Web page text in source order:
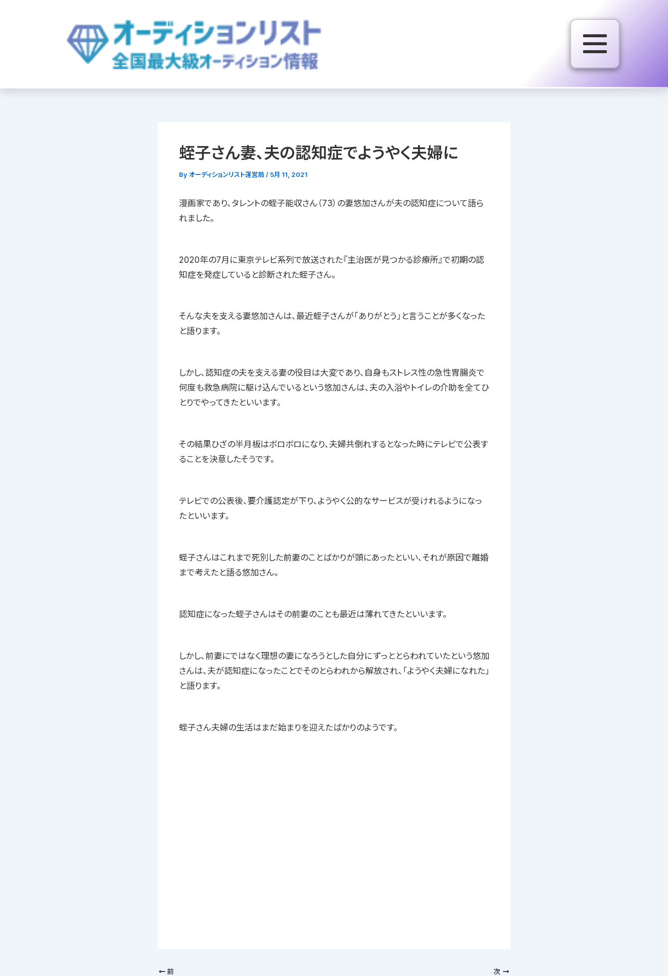
蛭子さん妻、夫の認知症でようやく夫婦に
By オーディションリスト運営局 / 5月 11, 2021
漫画家であり、タレントの蛭子能収さん（73）の妻悠加さんが夫の認知症について語ら
れました。
2020年の7月に東京テレビ系列で放送された『主治医が見つかる診療所』で初期の認
知症を発症していると診断された蛭子さん。
そんな夫を支える妻悠加さんは、最近蛭子さんが「ありがとう」と言うことが多くなった
と語ります。
しかし、認知症の夫を支える妻の役目は大変であり、自身もストレス性の急性胃腸炎で
何度も救急病院に駆け込んでいるという悠加さんは、夫の入浴やトイレの介助を全てひ
とりでやってきたといいます。
その結果ひざの半月板はボロボロになり、夫婦共倒れするとなった時にテレビで公表す
ることを決意したそうです。
テレビでの公表後、要介護認定が下り、ようやく公的なサービスが受けれるようになっ
たといいます。
蛭子さんはこれまで死別した前妻のことばかりが頭にあったといい、それが原因で離婚
まで考えたと語る悠加さん。
認知症になった蛭子さんはその前妻のことも最近は薄れてきたといいます。
しかし、前妻にではなく理想の妻になろうとした自分にずっととらわれていたという悠加
さんは、夫が認知症になったことでそのとらわれから解放され、「ようやく夫婦になれた」
と語ります。
蛭子さん夫婦の生活はまだ始まりを迎えたばかりのようです。
前 次